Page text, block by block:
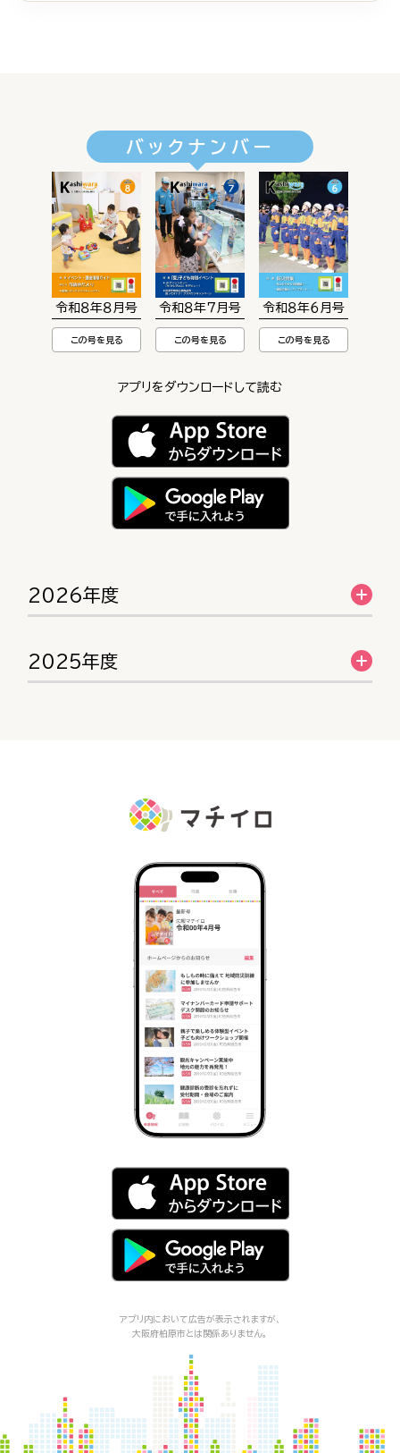
バックナンバー
令和８年８月号
この号を見る
令和８年７月号
この号を見る
令和８年６月号
この号を見る
アプリをダウンロードして読む
2026年度
2025年度
アプリ内において広告が表示されますが、
大阪府柏原市とは関係ありません。